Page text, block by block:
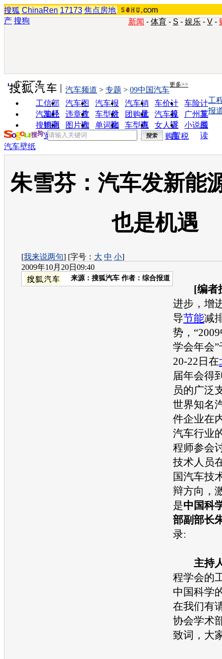
搜狐 ChinaRen 17173 焦点房地
产 搜狗 新闻 - 体育 - S - 娱乐 - V -
实用工具 更多>>
工信部
油耗
汽车图
片
汽车报
价
汽车销
量
车价计
算
车险计
算
汽车经
销商
违章查
询
车型对
比
团购优
惠
汽车投
诉
广州车
展
搜狗浏
览器
图片欣
赏
单词翻
车型查
询
女人宝
典
小说阅
读
汽车频道 > 专题 > 09中国汽车
工
报
购置税
汽车壁纸
朱雪芬：汽车发新能
也是机遇
[我来说两句] [字号： 大 中 小]
2009年10月20日09:40
来源： 搜狐汽车 作者：综合报道
[编者
进步，增
导节能减
势，
学会年会”
20-22日在
届年会得
员的广泛
世界知名
件企业在
汽车行业
程师参会
技术人员
国汽车技
辩方向，
是中国科
部副部长
录:
主持
程学会的
中国科学
在我们有
协会学术
致词，大